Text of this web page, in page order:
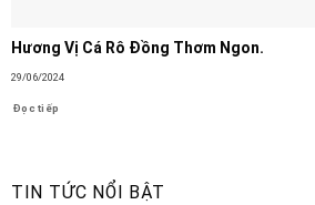
Hương Vị Cá Rô Đồng Thơm Ngon.
29/06/2024
Đọc tiếp
TIN TỨC NỔI BẬT